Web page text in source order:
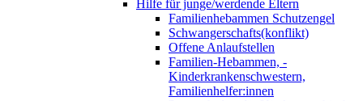
Hilfe für junge/werdende Eltern
Familienhebammen Schutzengel
Schwangerschafts(konflikt)
Offene Anlaufstellen
Familien-Hebammen, -
Kinderkrankenschwestern,
Familienhelfer:innen